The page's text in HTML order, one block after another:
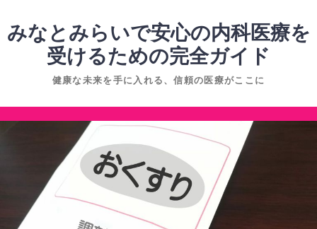
へ
ス
みなとみらいで安心の内科医療を
受けるための完全ガイド
健康な未来を手に入れる、信頼の医療がここに
コ